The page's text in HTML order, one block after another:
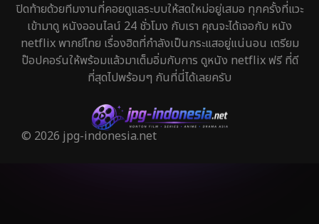
ปิดท้ายด้วยทีมงานที่คอยดูแลระบบให้สดใหม่อยู่เสมอ ทุกครั้งที่แวะ
เข้ามาดู หนังออนไลน์ 24 ชั่วโมง กับเรา คุณจะได้เจอกับ หนัง
netflix พากย์ไทย เรื่องฮิตที่กำลังเป็นกระแสอยู่แน่นอน เตรียม
ป๊อปคอร์นให้พร้อมแล้วมาเต็มอิ่มกับการ ดูหนัง netflix ฟรี ที่ดี
ที่สุดไปพร้อมๆ กันที่นี่ได้เลยครับ
© 2026 jpg-indonesia.net